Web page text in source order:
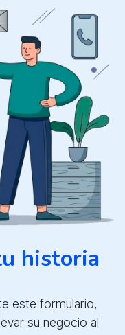
historia
este formulario,
su negocio al